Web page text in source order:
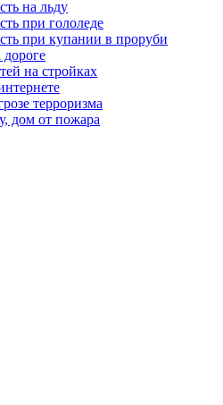
на льду
при гололеде
при купании в проруби
дороге
на стройках
терроризма
дом от пожара